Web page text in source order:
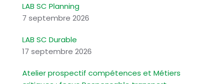
LAB SC Planning
7 septembre 2026
LAB SC Durable
17 septembre 2026
Atelier prospectif compétences et Métiers